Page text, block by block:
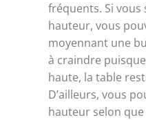
fréquents. Si
hauteur, vous
moyennant une
à craindre
haute, la table
D’ailleurs, vous
hauteur selon que